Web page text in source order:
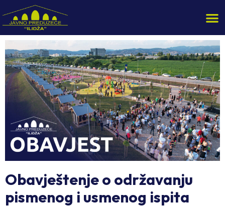
Obavještenje o održavanju
pismenog i usmenog ispita